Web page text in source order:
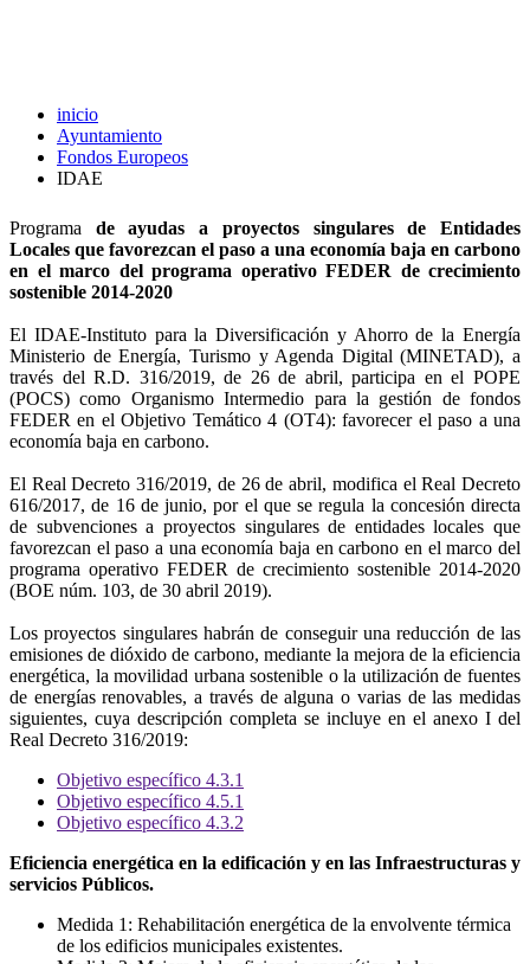
inicio
Ayuntamiento
Fondos Europeos
IDAE
Programa de ayudas a proyectos singulares de Entidades
Locales que favorezcan el paso a una economía baja en carbono
en el marco del programa operativo FEDER de crecimiento
sostenible 2014-2020
El IDAE-Instituto para la Diversificación y Ahorro de la Energía
Ministerio de Energía, Turismo y Agenda Digital (MINETAD), a
través del R.D. 316/2019, de 26 de abril, participa en el POPE
(POCS) como Organismo Intermedio para la gestión de fondos
FEDER en el Objetivo Temático 4 (OT4): favorecer el paso a una
economía baja en carbono.
El Real Decreto 316/2019, de 26 de abril, modifica el Real Decreto
616/2017, de 16 de junio, por el que se regula la concesión directa
de subvenciones a proyectos singulares de entidades locales que
favorezcan el paso a una economía baja en carbono en el marco del
programa operativo FEDER de crecimiento sostenible 2014-2020
(BOE núm. 103, de 30 abril 2019).
Los proyectos singulares habrán de conseguir una reducción de las
emisiones de dióxido de carbono, mediante la mejora de la eficiencia
energética, la movilidad urbana sostenible o la utilización de fuentes
de energías renovables, a través de alguna o varias de las medidas
siguientes, cuya descripción completa se incluye en el anexo I del
Real Decreto 316/2019:
Objetivo específico 4.3.1
Objetivo específico 4.5.1
Objetivo específico 4.3.2
Eficiencia energética en la edificación y en las Infraestructuras y
servicios Públicos.
Medida 1: Rehabilitación energética de la envolvente térmica
de los edificios municipales existentes.